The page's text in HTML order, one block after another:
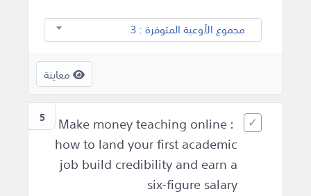
مجموع الأوعية المتوفرة : 3
معاينة
5
Make money teaching online :
how to land your first academic
job build credibility and earn a
six-figure salary